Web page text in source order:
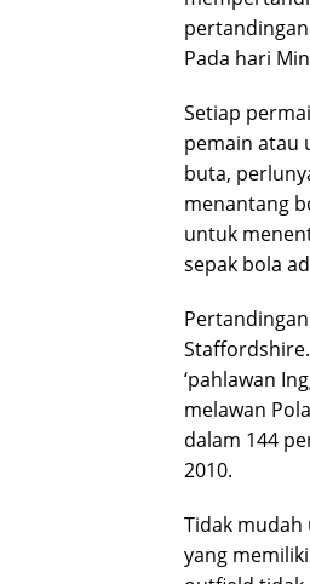
Pada hari
Setiap
pemain atau
buta,
menantang
untuk
sepak bola
Pertandingan
‘pahlawan
melawan
dalam 144
2010.
Tidak mudah
yang